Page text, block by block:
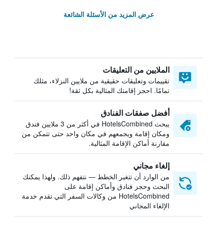
عرض المزيد من الأسئلة الشائعة
الملايين من التعليقات
تقييمات وتعليقات حقيقية من ملايين النزلاء، مثلك
تمامًا. احجز إقامتك المثالية بكل ثقة!
أفضل صفقات الفنادق
يبحث HotelsCombined في أكثر من 3 ملايين فندق
ومكان إقامة ويجمعهم في مكان واحد حتى تتمكن من
مقارنة أماكن الإقامة المثالية.
إلغاء مجاني
من الوارد أن تتغير الخطط — نتفهم ذلك. ولهذا يمكنك
البحث وحجز فنادق وأماكن إقامة على
HotelsCombined من وكالات السفر التي تقدم خدمة
الإلغاء المجاني